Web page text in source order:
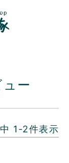
ー
1 -2件表示